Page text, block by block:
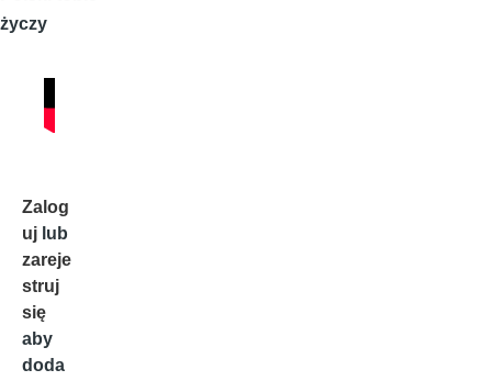
życzy
Zalog
uj lub
zareje
struj
się
aby
doda